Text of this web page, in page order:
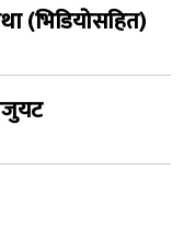
(भिडियोसहित)